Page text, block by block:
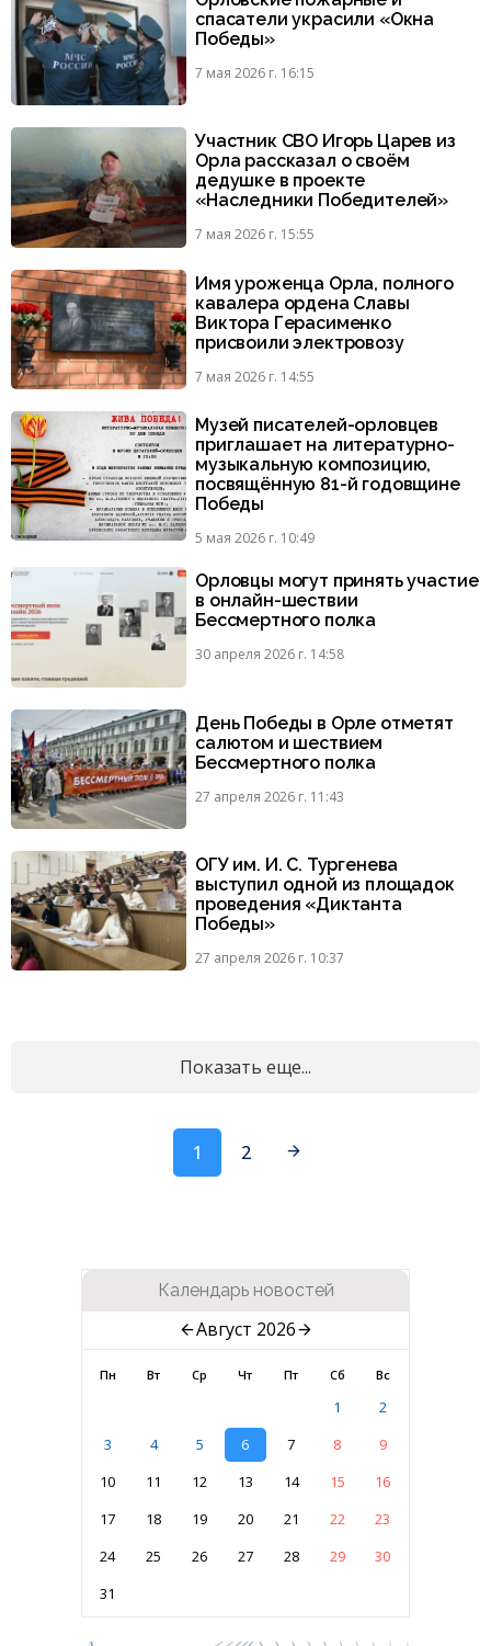
спасатели украсили «Окна
Победы»
7 мая 2026 г. 16:15
Участник СВО Игорь Царев из
Орла рассказал о своём
дедушке в проекте
«Наследники Победителей»
7 мая 2026 г. 15:55
Имя уроженца Орла, полного
кавалера ордена Славы
Виктора Герасименко
присвоили электровозу
7 мая 2026 г. 14:55
Музей писателей-орловцев
приглашает на литературно-
музыкальную композицию,
посвящённую 81-й годовщине
Победы
5 мая 2026 г. 10:49
Орловцы могут принять участие
в онлайн-шествии
Бессмертного полка
30 апреля 2026 г. 14:58
День Победы в Орле отметят
салютом и шествием
Бессмертного полка
27 апреля 2026 г. 11:43
ОГУ им. И. С. Тургенева
выступил одной из площадок
проведения «Диктанта
Победы»
27 апреля 2026 г. 10:37
Показать еще...
1 2
Календарь новостей
Август 2026
Пн Вт Ср Чт Пт Сб Вс
1
2
3
4 5 6 7 8
9
10
11 12 13 14 15
16
17
18 19 20 21 22
23
24
25 26 27 28 29
30
31